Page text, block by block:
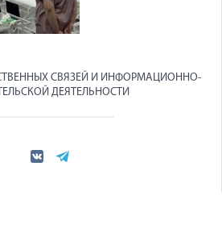
СВЯЗЕЙ И ИНФОРМАЦИОННО-
ДЕЯТЕЛЬНОСТИ